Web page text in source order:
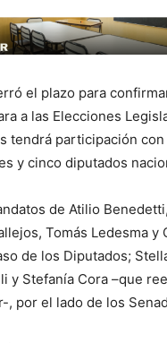
el plazo para
a las Elecciones
tendrá participación
y cinco diputados
de Atilio
Tomás Ledesma y
de los Diputados;
y Stefanía Cora –que
, por el lado de los